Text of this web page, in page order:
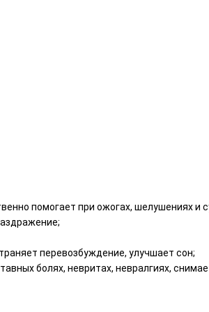
помогает при ожогах, шелушениях и
перевозбуждение, улучшает сон;
болях, невритах, невралгиях,